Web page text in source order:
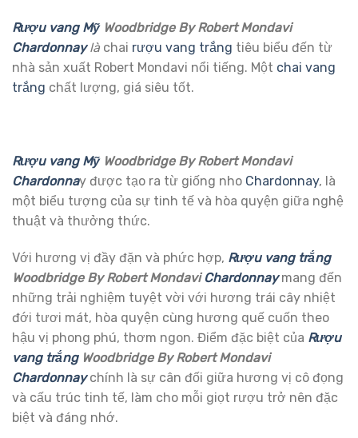
Rượu vang MỹWoodbridge By Robert Mondavi
Chardonnaylà chai rượu vang trắng tiêu biểu đến từ
nhà sản xuất Robert Mondavi nổi tiếng. Một chai vang
trắng chất lượng, giá siêu tốt.
Rượu vang MỹWoodbridge By Robert Mondavi
Chardonnay được tạo ra từ giống nho Chardonnay, là
một biểu tượng của sự tinh tế và hòa quyện giữa nghệ
thuật và thưởng thức.
Với hương vị đầy đặn và phức hợp, Rượu vang trắng
Woodbridge By Robert Mondavi Chardonnaymang đến
những trải nghiệm tuyệt vời với hương trái cây nhiệt
đới tươi mát, hòa quyện cùng hương quế cuốn theo
hậu vị phong phú, thơm ngon. Điểm đặc biệt của Rượu
vang trắngWoodbridge By Robert Mondavi
Chardonnaychính là sự cân đối giữa hương vị cô đọng
và cấu trúc tinh tế, làm cho mỗi giọt rượu trở nên đặc
biệt và đáng nhớ.